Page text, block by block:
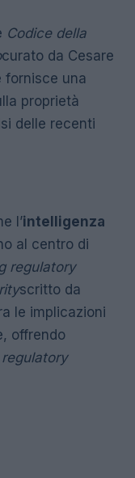
Codice della
curato da Cesare
fornisce una
proprietà
delle recenti
l’intelligenza
al centro di
regulatory
scritto da
le implicazioni
offrendo
regulatory